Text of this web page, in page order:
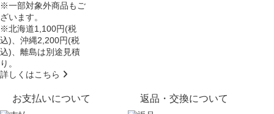
※一部対象外商品もご
ざいます。
※北海道1,100円(税
込)、沖縄2,200円(税
込)、離島は別途見積
り。
詳しくはこちら
お支払いについて 返品・交換について